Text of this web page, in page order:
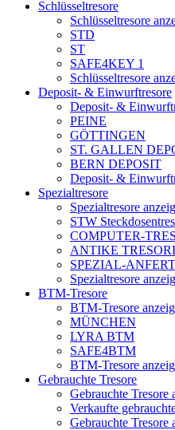
Schlüsseltresore
Schlüsseltresore
STD
ST
SAFE4KEY 1
Schlüsseltresore
Deposit- & Einwurftresore
Deposit- &
PEINE
GÖTTINGEN
ST. GALLEN
BERN DEPOSIT
Deposit- &
Spezialtresore
Spezialtresore
STW
COMPUTER-
ANTIKE
SPEZIAL-
Spezialtresore
BTM-Tresore
BTM-Tresore
MÜNCHEN
LYRA BTM
SAFE4BTM
BTM-Tresore
Gebrauchte Tresore
Gebrauchte Tresore
Verkaufte
Gebrauchte Tresore